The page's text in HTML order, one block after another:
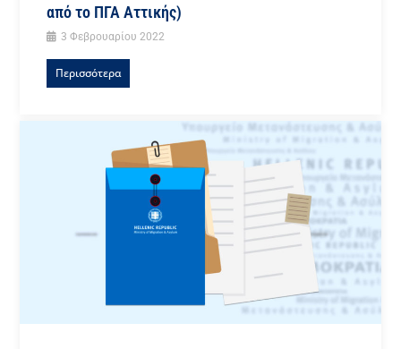
από το ΠΓΑ Αττικής)
3 Φεβρουαρίου 2022
Περισσότερα